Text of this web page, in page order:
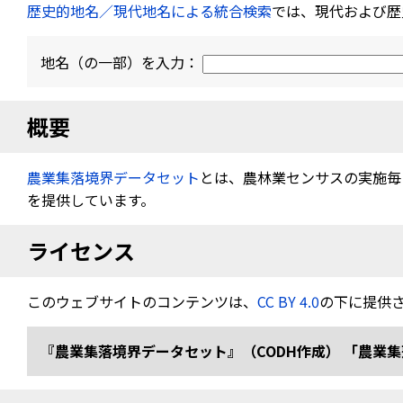
歴史的地名／現代地名による統合検索では、現代および
地名（の一部）を入力：
概要
農業集落境界データセット とは、農林業センサスの実施
を提供しています。
ライセンス
このウェブサイトのコンテンツは、 CC BY 4.0の下に提供
『農業集落境界データセット』（CODH作成） 「農